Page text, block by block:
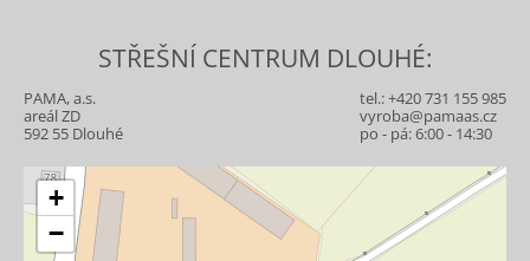
STŘEŠNÍ CENTRUM DLOUHÉ:
PAMA, a.s.
areál ZD
592 55 Dlouhé
tel.:+420 731 155 985
vyroba@pamaas.cz
po - pá: 6:00 - 14:30
+
−